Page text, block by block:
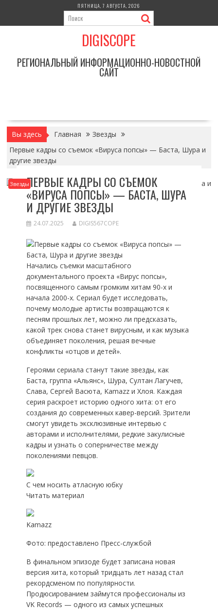
содержимому
ПЯТНИЦА, 7 АВГУСТА, 2026
DIGISCOPE
РЕГИОНАЛЬНЫЙ ИНФОРМАЦИОННО-НОВОСТНОЙ
САЙТ
Вы здесь Главная
Звезды
Первые кадры со съемок «Вируса попсы» — Баста, Шура и
другие звезды
ЗвездыПЕРВЫЕ КАДРЫ СО СЪЕМОК
«ВИРУСА ПОПСЫ» — БАСТА, ШУРА
И ДРУГИЕ ЗВЕЗДЫ
24.07.2025 DIGIS567COPE
Начались съемки масштабного
документального проекта «Вирус попсы»,
посвященного самым громким хитам 90-х и
начала 2000-х. Сериал будет исследовать,
почему молодые артисты возвращаются к
песням прошлых лет, можно ли предсказать,
какой трек снова станет вирусным, и как музыка
объединяет поколения, решая вечные
конфликты «отцов и детей».
Героями сериала станут такие звезды, как
Баста, группа «Альянс», Шура, Султан Лагучев,
Слава, Сергей Васюта, Kamazz и Хлоя. Каждая
серия раскроет историю одного хита: от его
создания до современных кавер-версий. Зрители
смогут увидеть эксклюзивные интервью с
авторами и исполнителями, редкие закулисные
кадры и узнать о соперничестве между
поколениями певцов.
С чем носить атласную юбку
Читать материал
Kamazz
Фото: предоставлено Пресс-службой
В финальном эпизоде будет записана новая
версия хита, который тридцать лет назад стал
рекордсменом по популярности.
Продюсированием займутся профессионалы из
VK Records — одного из самых успешных